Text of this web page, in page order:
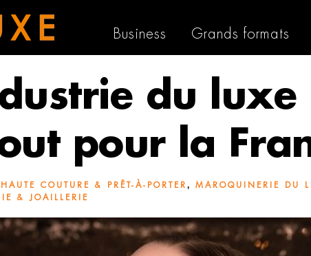
Business Grands formats
du luxe
pour la
COUTURE & PRÊT-À-PORTER , MAROQUINERIE DU
& JOAILLERIE